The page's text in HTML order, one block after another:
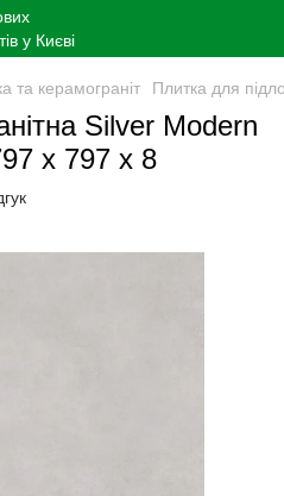
та керамограніт Плитка для
Silver Modern
x 797 x 8